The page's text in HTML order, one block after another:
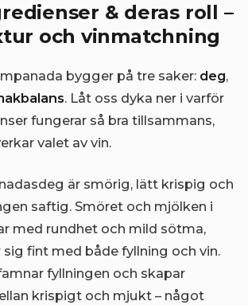
& deras roll –
och vinmatchning
bygger på tre saker: deg,
. Låt oss dyka ner i varför
fungerar så bra tillsammans,
valet av vin.
är smörig, lätt krispig och
saftig. Smöret och mjölken i
med rundhet och mild sötma,
fint med både fyllning och vin.
fyllningen och skapar
krispigt och mjukt – något